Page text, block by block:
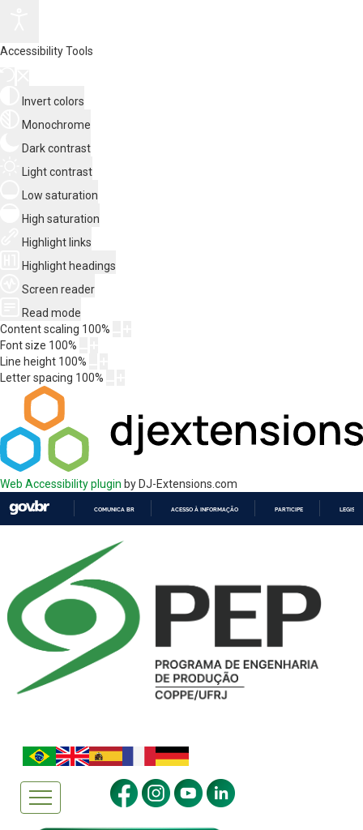
Accessibility Tools
Invert colors
Monochrome
Dark contrast
Light contrast
Low saturation
High saturation
Highlight links
Highlight headings
Screen reader
Read mode
Content scaling 100%
Font size 100%
Line height 100%
Letter spacing 100%
Web Accessibility plugin by DJ-Extensions.com
COMUNICA BR ACESSO À INFORMAÇÃO PARTICIPE